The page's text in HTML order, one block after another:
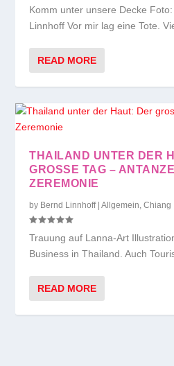
Komm unter unsere Decke
Linnhoff Vor mir lag eine Tote.
READ MORE
THAILAND UNTER DER
GROSSE TAG –
ZEREMONIE
by Bernd Linnhoff|Allgemein,Chiang
Trauung auf Lanna-Art
Business in Thailand. Auch
READ MORE